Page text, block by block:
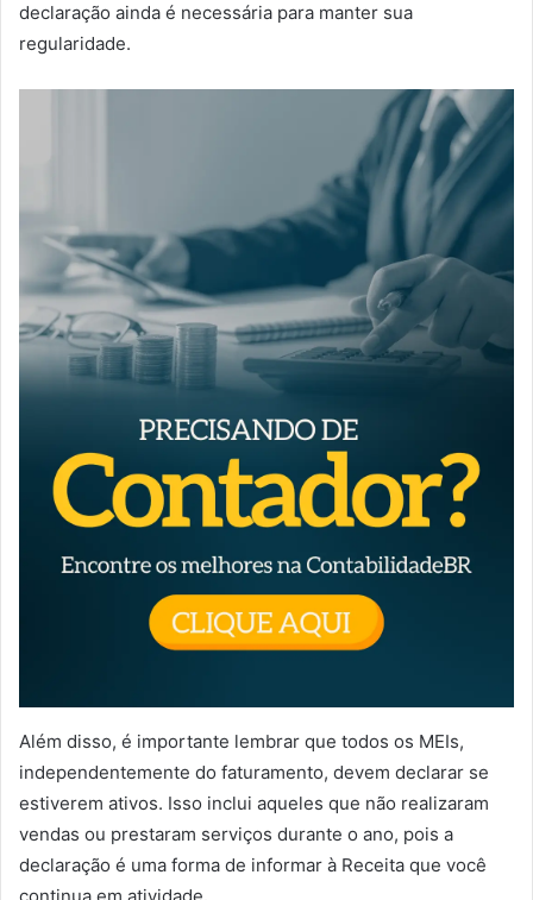
declaração ainda é necessária para manter sua
regularidade.
Além disso, é importante lembrar que todos os MEIs,
independentemente do faturamento, devem declarar se
estiverem ativos. Isso inclui aqueles que não realizaram
vendas ou prestaram serviços durante o ano, pois a
declaração é uma forma de informar à Receita que você